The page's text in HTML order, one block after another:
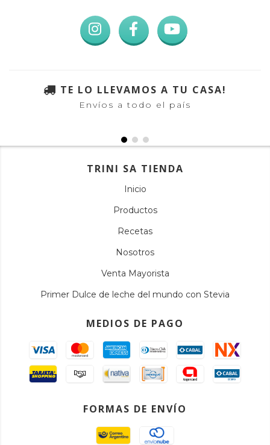
TE LO LLEVAMOS A TU CASA!
Envíos a todo el país
TRINI SA TIENDA
Inicio
Productos
Recetas
Nosotros
Venta Mayorista
Primer Dulce de leche del mundo con Stevia
MEDIOS DE PAGO
FORMAS DE ENVÍO